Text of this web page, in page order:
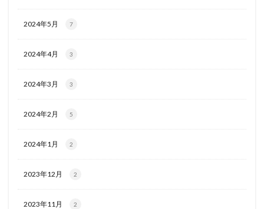
2024年5月 7
2024年4月 3
2024年3月 3
2024年2月 5
2024年1月 2
2023年12月 2
2023年11月 2